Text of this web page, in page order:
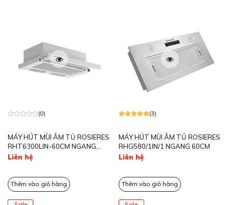
(0)
MÁY HÚT MÙI ÂM TỦ ROSIERES
RHT6300LIN-60CM NGANG
60CM
Liên hệ
Thêm vào giỏ hàng
(3)
MÁY HÚT MÙI ÂM TỦ ROSIERES
RHG580/1IN/1 NGANG 60CM
Liên hệ
Thêm vào giỏ hàng